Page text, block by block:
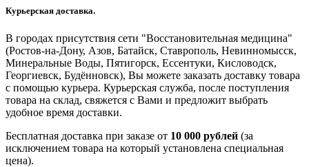
Курьерская доставка.
В городах присутствия сети "Восстановительная медицина"
(Ростов-на-Дону, Азов, Батайск, Ставрополь, Невинномысск,
Минеральные Воды, Пятигорск, Ессентуки, Кисловодск,
Георгиевск, Будённовск), Вы можете заказать доставку товара
с помощью курьера. Курьерская служба, после поступления
товара на склад, свяжется с Вами и предложит выбрать
удобное время доставки.
Бесплатная доставка при заказе от 10 000 рублей (за
исключением товара на который установлена специальная
цена).